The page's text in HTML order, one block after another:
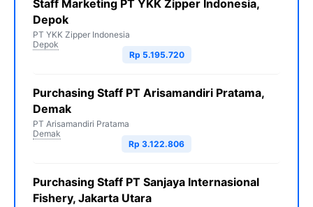
Staff Marketing PT YKK Zipper Indonesia,
Depok
PT YKK Zipper Indonesia
Depok
Rp 5.195.720
Purchasing Staff PT Arisamandiri Pratama,
Demak
PT Arisamandiri Pratama
Demak
Rp 3.122.806
Purchasing Staff PT Sanjaya Internasional
Fishery, Jakarta Utara